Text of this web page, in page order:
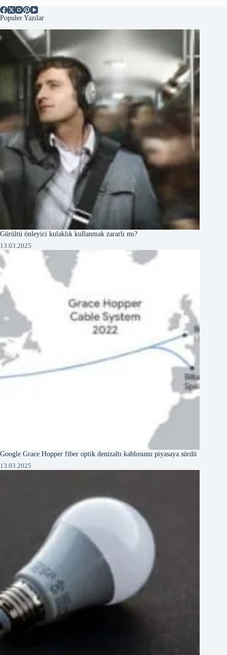
Populer Yazılar
Gürültü önleyici kulaklık kullanmak zararlı mı?
13.03.2025
Google Grace Hopper fiber optik denizaltı kablosunu piyasaya sürdü
13.03.2025